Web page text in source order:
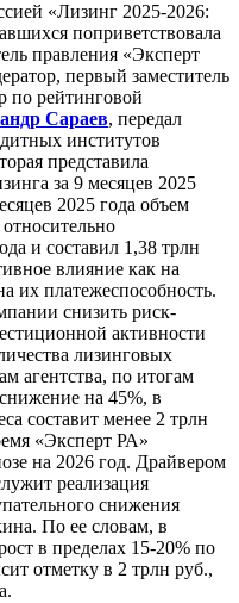
«Лизинг 2025-2026:
поприветствовала
правления «Эксперт
первый заместитель
по рейтинговой
Сараев, передал
институтов
представила
за 9 месяцев 2025
2025 года объем
и составил 1,38 трлн
влияние как на
их платежеспособность.
снизить риск-
активности
лизинговых
агентства, по итогам
на 45%, в
составит менее 2 трлн
«Эксперт РА»
на 2026 год. Драйвером
реализация
снижения
По ее словам, в
в пределах 15-20% по
отметку в 2 трлн руб.,